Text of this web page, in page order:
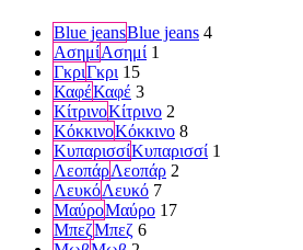
Blue jeansBlue jeans 4
ΑσημίΑσημί 1
ΓκριΓκρι 15
ΚαφέΚαφέ 3
ΚίτρινοΚίτρινο 2
ΚόκκινοΚόκκινο 8
ΚυπαρισσίΚυπαρισσί 1
ΛεοπάρΛεοπάρ 2
ΛευκόΛευκό 7
ΜαύροΜαύρο 17
ΜπεζΜπεζ 6